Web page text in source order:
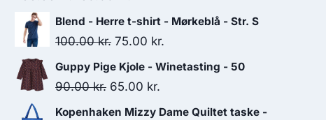
price
was:
price
is:
Blend - Herre t-shirt - Mørkeblå - Str. S
100.00kr. Original
price
was:
75.00 kr.
price
Guppy Pige Kjole - Winetasting - 50
90.00kr. Original
price
65.00 kr.
price
Kopenhaken Mizzy Dame Quiltet taske -